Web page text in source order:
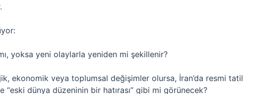
yoksa yeni olaylarla yeniden mi şekillenir?
ekonomik veya toplumsal değişimler olursa, İran’da resmi tatil
dünya düzeninin bir hatırası” gibi mi görünecek?